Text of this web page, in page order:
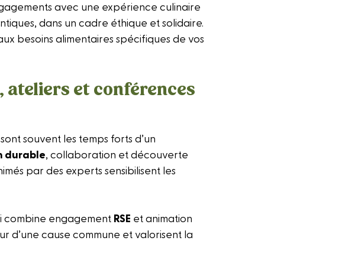
avec une expérience culinaire
dans un cadre éthique et solidaire.
besoins alimentaires spécifiques de vos
ateliers et conférences
sont souvent les temps forts d’un
durable, collaboration et découverte
par des experts sensibilisent les
combine engagement RSE et animation
d’une cause commune et valorisent la